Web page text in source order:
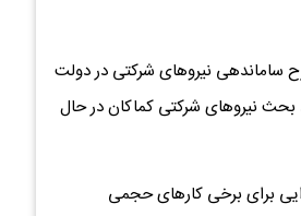
ساماندهی نیروهای شرکتی در دولت
نیروهای شرکتی کماکان در حال
برای برخی کارهای حجمی